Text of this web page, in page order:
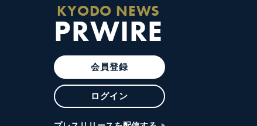
KYODO NEWS
PRWIRE
会員登録
ログイン